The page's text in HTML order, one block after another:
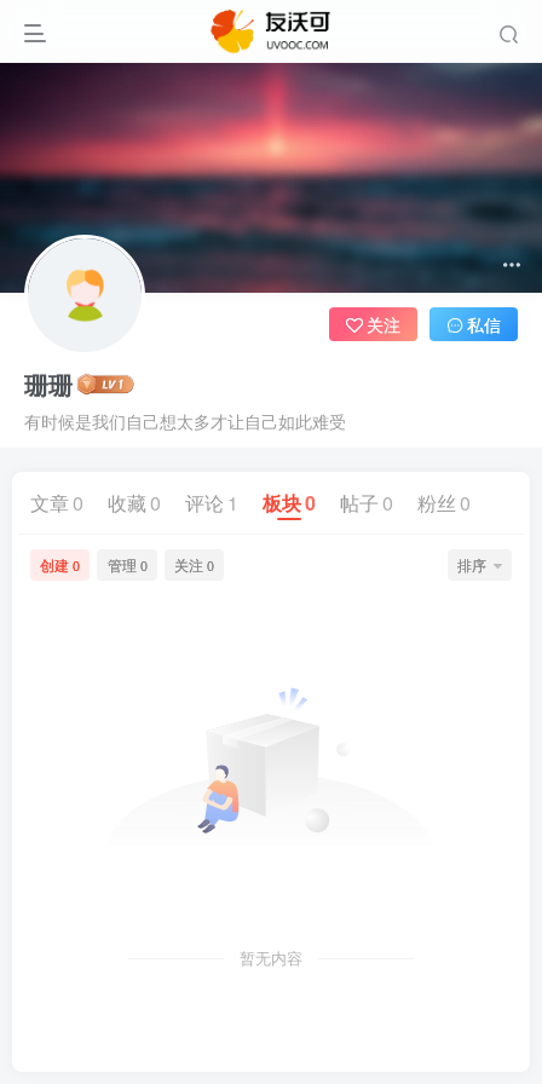
珊珊
有时候是我们自己想太多才让自己如此难受
关注 私信
文章0 收藏 0 评论 1 板块0 帖子 0 粉丝 0
创建 0 管理 0 关注 0 排序
暂无内容